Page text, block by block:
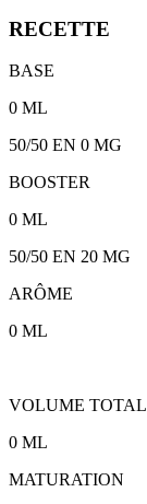
RECETTE
BASE
0 ML
50/50 EN 0 MG
BOOSTER
0 ML
50/50 EN 20 MG
ARÔME
0 ML
VOLUME TOTAL
0 ML
MATURATION